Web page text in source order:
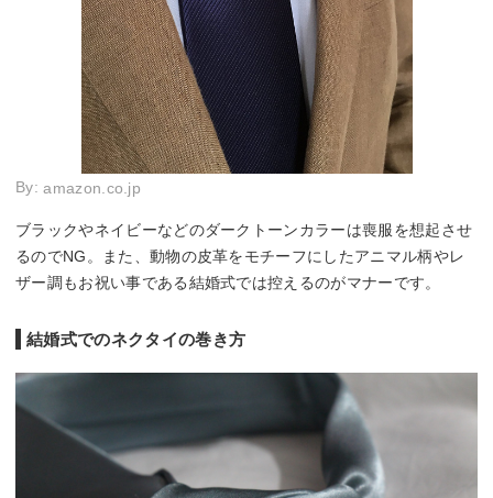
By:amazon.co.jp
ブラックやネイビーなどのダークトーンカラーは喪服を想起させ
るのでNG。また、動物の皮革をモチーフにしたアニマル柄やレ
ザー調もお祝い事である結婚式では控えるのがマナーです。
結婚式でのネクタイの巻き方